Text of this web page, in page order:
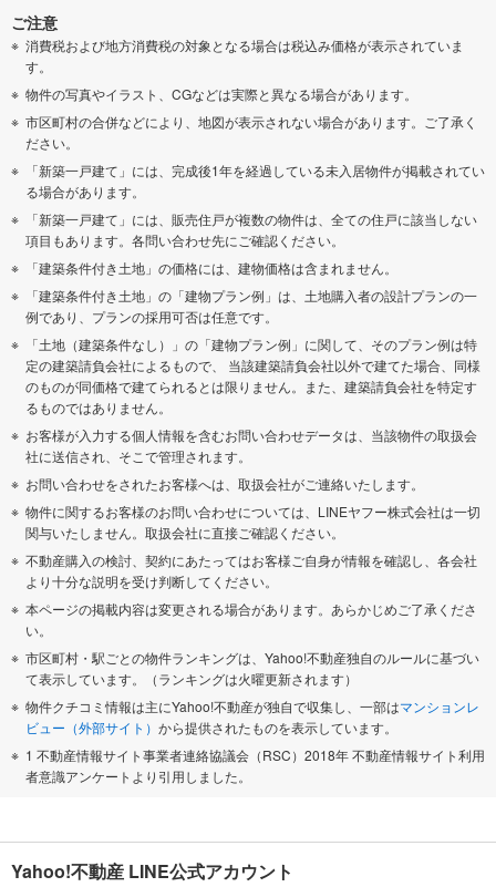
ご注意
消費税および地方消費税の対象となる場合は税込み価格が表示されていま
す。
物件の写真やイラスト、CGなどは実際と異なる場合があります。
市区町村の合併などにより、地図が表示されない場合があります。ご了承く
ださい。
「新築一戸建て」には、完成後1年を経過している未入居物件が掲載されてい
る場合があります。
「新築一戸建て」には、販売住戸が複数の物件は、全ての住戸に該当しない
項目もあります。各問い合わせ先にご確認ください。
「建築条件付き土地」の価格には、建物価格は含まれません。
「建築条件付き土地」の「建物プラン例」は、土地購入者の設計プランの一
例であり、プランの採用可否は任意です。
「土地（建築条件なし）」の「建物プラン例」に関して、そのプラン例は特
定の建築請負会社によるもので、 当該建築請負会社以外で建てた場合、同様
のものが同価格で建てられるとは限りません。また、建築請負会社を特定す
るものではありません。
お客様が入力する個人情報を含むお問い合わせデータは、当該物件の取扱会
社に送信され、そこで管理されます。
お問い合わせをされたお客様へは、取扱会社がご連絡いたします。
物件に関するお客様のお問い合わせについては、LINEヤフー株式会社は一切
関与いたしません。取扱会社に直接ご確認ください。
不動産購入の検討、契約にあたってはお客様ご自身が情報を確認し、各会社
より十分な説明を受け判断してください。
本ページの掲載内容は変更される場合があります。あらかじめご了承くださ
い。
市区町村・駅ごとの物件ランキングは、Yahoo!不動産独自のルールに基づい
て表示しています。（ランキングは火曜更新されます）
物件クチコミ情報は主にYahoo!不動産が独自で収集し、一部はマンションレ
ビュー（外部サイト） から提供されたものを表示しています。
1 不動産情報サイト事業者連絡協議会（RSC）2018年 不動産情報サイト利用
者意識アンケートより引用しました。
Yahoo!不動産 LINE公式アカウント